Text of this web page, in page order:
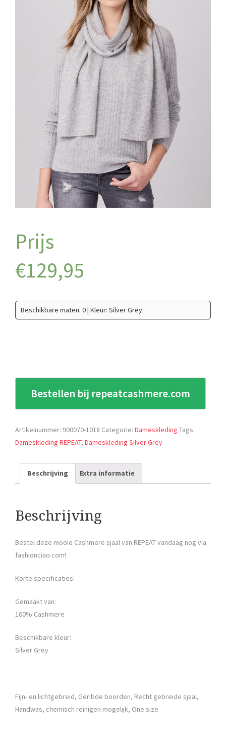
€129,95
Beschikbare maten: 0 | Kleur: Silver Grey
Bestellen bij repeatcashmere.com
Artikelnummer: 900070-1018 Categorie: Dameskleding Tags:
Dameskleding REPEAT, Dameskleding Silver Grey
Beschrijving Extra informatie
Beschrijving
Bestel deze mooie Cashmere sjaal van REPEAT vandaag nog via
fashionciao.com!
Korte specificaties:
Gemaakt van:
100% Cashmere
Beschikbare kleur:
Silver Grey
Fijn- en lichtgebreid, Geribde boorden, Recht gebreide sjaal,
Handwas, chemisch reinigen mogelijk, One size